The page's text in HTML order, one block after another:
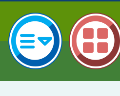
名 指導老
園市英語
指導老師
賀！本校
賽 劉文瑛
臺灣台語-
賀！本校
市賽榮獲
賀！本校